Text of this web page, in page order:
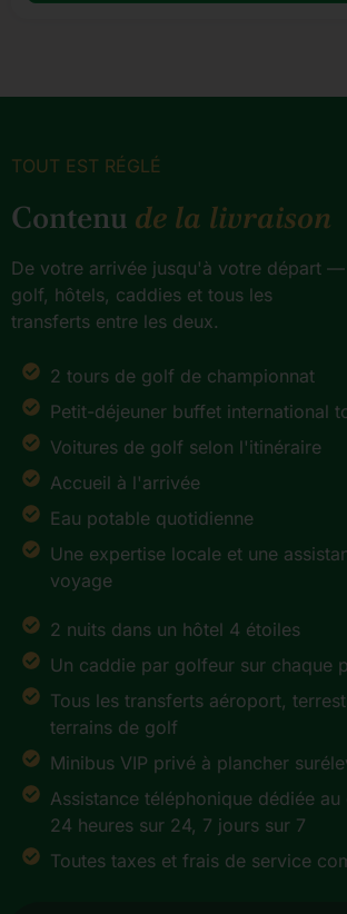
TOUT EST RÉGLÉ
Contenu de la livraison
De votre arrivée jusqu'à votre départ —
golf, hôtels, caddies et tous les
transferts entre les deux.
2 tours de golf de championnat
Petit-déjeuner buffet international
Voitures de golf selon l'itinéraire
Accueil à l'arrivée
Eau potable quotidienne
Une expertise locale et une
voyage
2 nuits dans un hôtel 4 étoiles
Un caddie par golfeur sur chaque
Tous les transferts aéroport,
terrains de golf
Minibus VIP privé à plancher
Assistance téléphonique dédiée
24 heures sur 24, 7 jours sur 7
Toutes taxes et frais de service